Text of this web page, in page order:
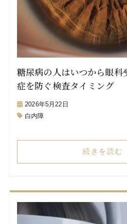
糖尿病の人はいつから眼科
症を防ぐ検査タイミング
2026年5月22日
白内障
続きを読む